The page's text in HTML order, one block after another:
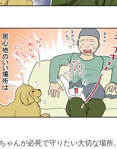
ゃんが必死で守りたい大切な場所。